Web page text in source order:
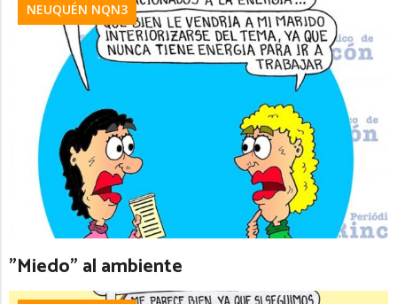
NEUQUÉN NQN3
”Miedo” al ambiente